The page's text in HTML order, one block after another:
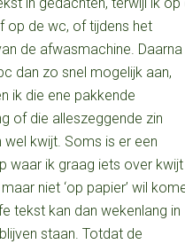
in gedachten, terwijl ik op
op de wc, of tijdens het
de afwasmachine. Daarna
dan zo snel mogelijk aan,
ik die ene pakkende
of die alleszeggende zin
wel kwijt. Soms is er een
waar ik graag iets over kwijt
niet ‘op papier’ wil
tekst kan dan wekenlang in
staan. Totdat de